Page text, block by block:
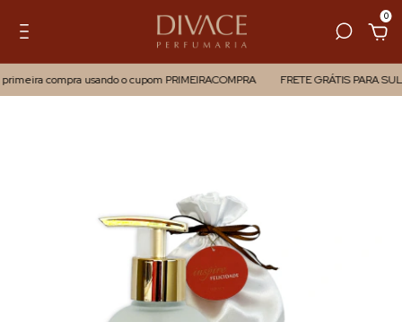
0
compra usando o cupom PRIMEIRACOMPRA FRETE GRÁTIS PARA